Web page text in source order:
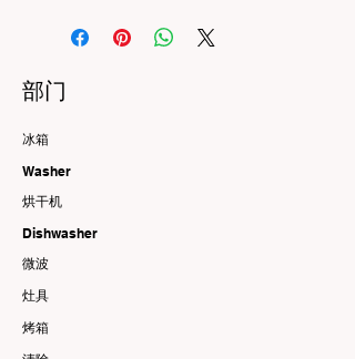
部门
冰箱
Washer
烘干机
Dishwasher
微波
灶具
烤箱